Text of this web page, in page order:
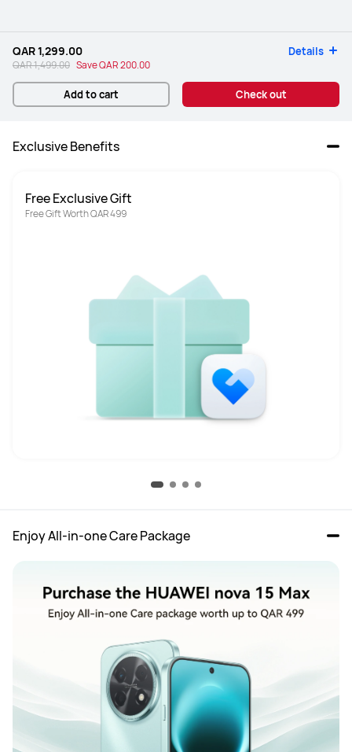
QAR 1,299.00 Details
QAR 1,499.00 SaveQAR 200.00
Add to cart Check out
Exclusive Benefits
Enjoy All-in-one Care Package